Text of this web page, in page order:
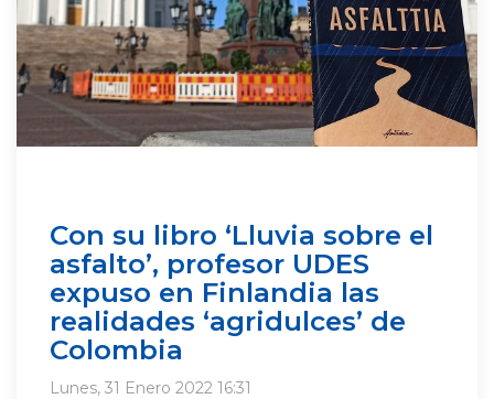
Con su libro ‘Lluvia sobre el
asfalto’, profesor UDES
expuso en Finlandia las
realidades ‘agridulces’ de
Colombia
Lunes, 31 Enero 2022 16:31